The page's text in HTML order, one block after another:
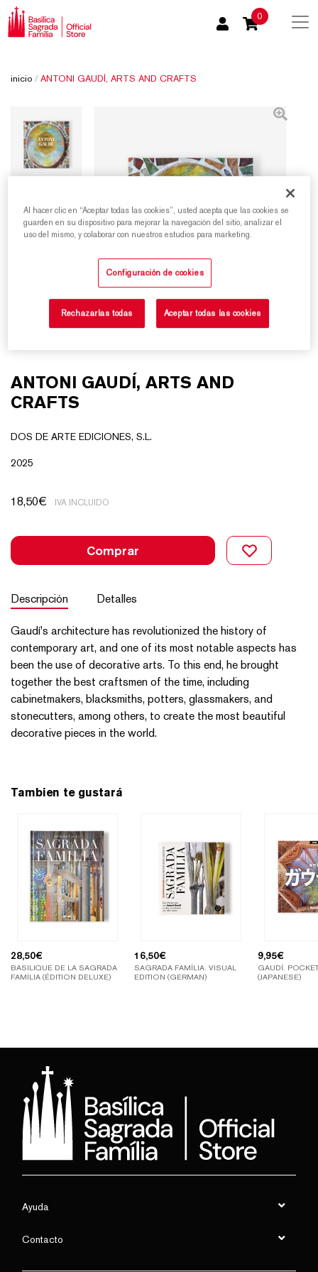
0
inicio / ANTONI GAUDÍ, ARTS AND CRAFTS
ANTONI GAUDÍ, ARTS AND
CRAFTS
DOS DE ARTE EDICIONES, S.L.
2025
18,50€ IVA INCLUIDO
Comprar
Descripción Detalles
Gaudí's architecture has revolutionized the history of
contemporary art, and one of its most notable aspects has
been the use of decorative arts. To this end, he brought
together the best craftsmen of the time, including
cabinetmakers, blacksmiths, potters, glassmakers, and
stonecutters, among others, to create the most beautiful
decorative pieces in the world.
Tambien te gustará
28,50€
BASILIQUE DE LA SAGRADA
FAMÍLIA (ÉDITION DELUXE)
16,50€
SAGRADA FAMÍLIA. VISUAL
EDITION (GERMAN)
9,95€
GAUDÍ.
(JAPANESE)
Ayuda
Contacto
Al hacer clic en “Aceptar todas las cookies”, usted acepta que las cookies se
guarden en su dispositivo para mejorar la navegación del sitio, analizar el
uso del mismo, y colaborar con nuestros estudios para marketing.
Configuración de cookies
Rechazarlas todas Aceptar todas las cookies